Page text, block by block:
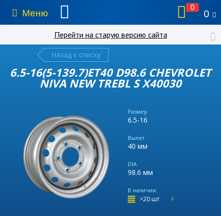
Меню
0
0
Перейти на старую версию сайта
Назад к списку
6.5-16(5-139.7)ET40 D98.6 CHEVROLET
NIVA NEW TREBL S X40030
Размер
6.5-16
Вылет
40 мм
DIA
98.6 мм
В наличии:
>20 шт